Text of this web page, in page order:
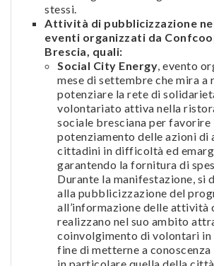
stessi.
Attività di pubblicizzazione
eventi organizzati da
Brescia, quali:
Social City Energy, evento
mese di settembre che mira a
potenziare la rete di
volontariato attiva nella
sociale bresciana per favorire
potenziamento delle azioni di
cittadini in difficoltà ed
garantendo la fornitura di
Durante la manifestazione, si
alla pubblicizzazione del
all’informazione delle attività
realizzano nel suo ambito
coinvolgimento di volontari in
fine di metterne a conoscenza